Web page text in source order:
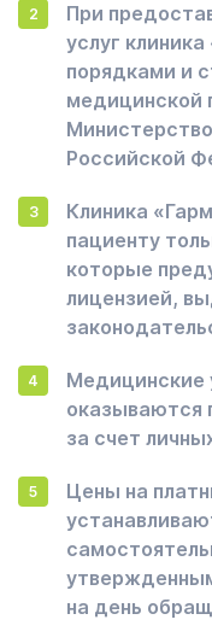
При
услуг
порядками и
Российской
Клиника
пациенту
которые
лицензией,
Медицинские
оказываются
за счет
Цены на
на день